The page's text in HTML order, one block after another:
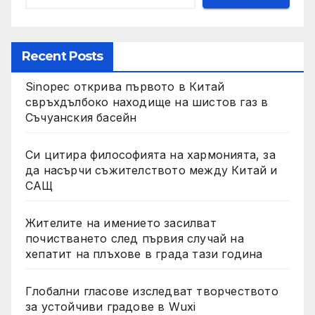
Recent Posts
Sinopec открива първото в Китай
свръхдълбоко находище на шистов газ в
Съчуанския басейн
Си цитира философията на хармонията, за
да насърчи съжителството между Китай и
САЩ
Жителите на имението засилват
почистването след първия случай на
хепатит на плъхове в града тази година
Глобални гласове изследват творчеството
за устойчиви градове в Wuxi